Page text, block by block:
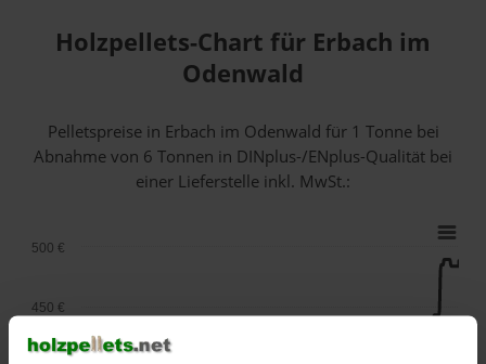
Holzpellets-Chart für Erbach im
Odenwald
Pelletspreise in Erbach im Odenwald für 1 Tonne bei
Abnahmevon 6 Tonnen in DINplus-/ENplus-Qualität bei
einer Lieferstelle inkl. MwSt.:
450 €
500 €